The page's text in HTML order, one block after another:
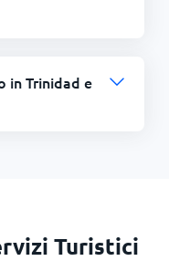
in Trinidad e
Turistici